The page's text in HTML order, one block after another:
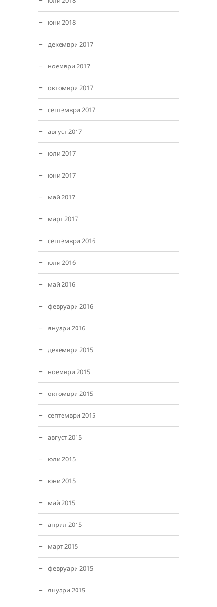
юни 2018
декември 2017
ноември 2017
октомври 2017
септември 2017
август 2017
юли 2017
юни 2017
май 2017
март 2017
септември 2016
юли 2016
май 2016
февруари 2016
януари 2016
декември 2015
ноември 2015
октомври 2015
септември 2015
август 2015
юли 2015
юни 2015
май 2015
април 2015
март 2015
февруари 2015
януари 2015